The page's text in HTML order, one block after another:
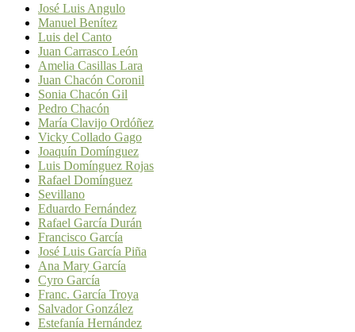
José Luis Angulo
Manuel Benítez
Luis del Canto
Juan Carrasco León
Amelia Casillas Lara
Juan Chacón Coronil
Sonia Chacón Gil
Pedro Chacón
María Clavijo Ordóñez
Vicky Collado Gago
Joaquín Domínguez
Luis Domínguez Rojas
Rafael Domínguez
Sevillano
Eduardo Fernández
Rafael García Durán
Francisco García
José Luis García Piña
Ana Mary García
Cyro García
Franc. García Troya
Salvador González
Estefanía Hernández